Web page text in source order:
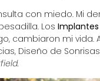
con miedo. Mi
Los
cambiaron mi vida.
Diseño de Sonrisas